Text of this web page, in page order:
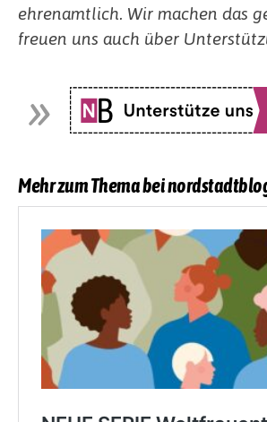
ehrenamtlich. Wir machen das
freuen uns auch über
Mehr zum Thema bei